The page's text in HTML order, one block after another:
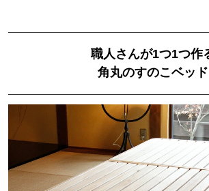
職人さんが1つ1つ作
角丸のすのこベッド